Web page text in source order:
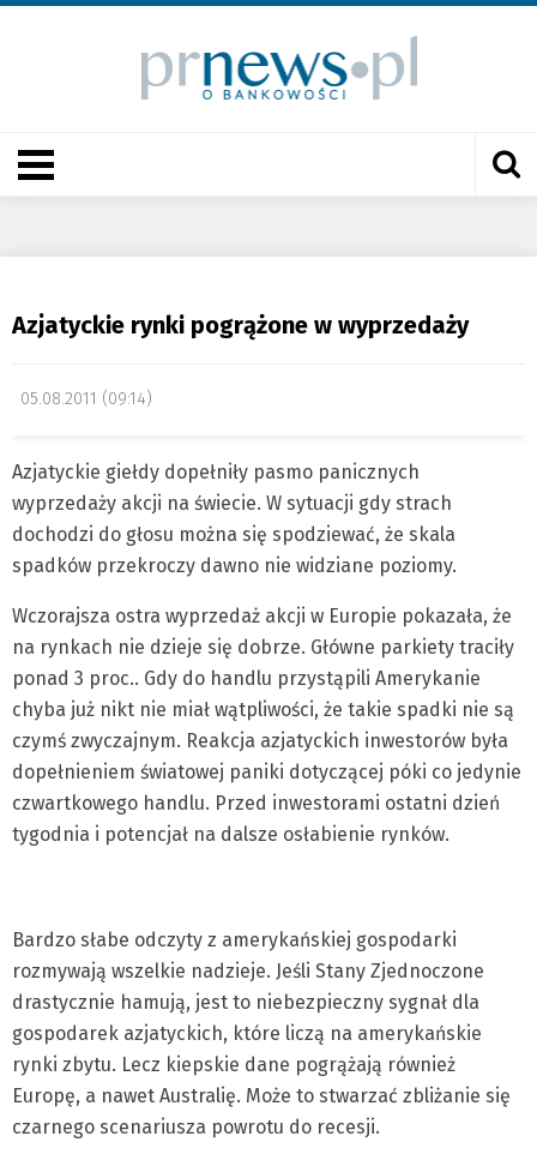
Azjatyckie rynki pogrążone w wyprzedaży
05.08.2011 (09:14)
Azjatyckie giełdy dopełniły pasmo panicznych
wyprzedaży akcji na świecie. W sytuacji gdy strach
dochodzi do głosu można się spodziewać, że skala
spadków przekroczy dawno nie widziane poziomy.
Wczorajsza ostra wyprzedaż akcji w Europie pokazała, że
na rynkach nie dzieje się dobrze. Główne parkiety traciły
ponad 3 proc.. Gdy do handlu przystąpili Amerykanie
chyba już nikt nie miał wątpliwości, że takie spadki nie są
czymś zwyczajnym. Reakcja azjatyckich inwestorów była
dopełnieniem światowej paniki dotyczącej póki co jedynie
czwartkowego handlu. Przed inwestorami ostatni dzień
tygodnia i potencjał na dalsze osłabienie rynków.
Bardzo słabe odczyty z amerykańskiej gospodarki
rozmywają wszelkie nadzieje. Jeśli Stany Zjednoczone
drastycznie hamują, jest to niebezpieczny sygnał dla
gospodarek azjatyckich, które liczą na amerykańskie
rynki zbytu. Lecz kiepskie dane pogrążają również
Europę, a nawet Australię. Może to stwarzać zbliżanie się
czarnego scenariusza powrotu do recesji.